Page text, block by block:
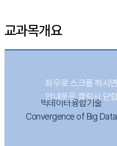
교과목개요
빅데이터융합기술
Convergence of Big Data